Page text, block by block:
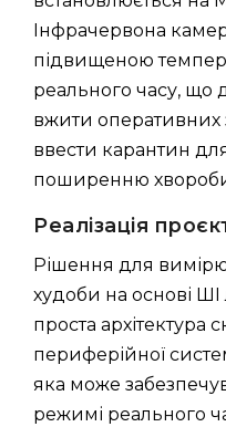
Інфрачервона
підвищеною
реального часу, що
вжити оперативних
ввести карантин
поширенню
Реалізація
Рішення для
худоби на основі ШІ
проста архітектура
периферійної
яка може
режимі реального